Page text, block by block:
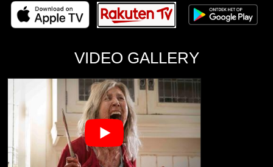
VIDEO GALLERY